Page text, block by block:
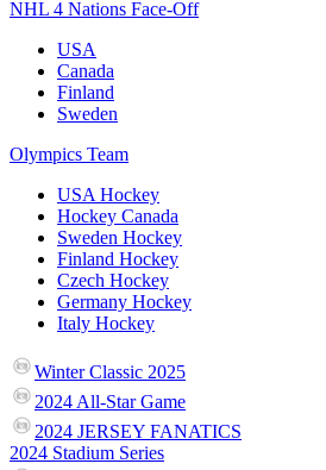
NHL 4 Nations Face-Off
USA
Canada
Finland
Sweden
Olympics Team
USA Hockey
Hockey Canada
Sweden Hockey
Finland Hockey
Czech Hockey
Germany Hockey
Italy Hockey
Winter Classic 2025
2024 All-Star Game
2024 JERSEY FANATICS
2024 Stadium Series